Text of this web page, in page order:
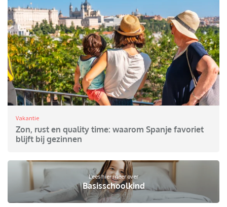
Vakantie
Zon, rust en quality time: waarom Spanje favoriet
blijft bij gezinnen
Lees hier meer over
Basisschoolkind